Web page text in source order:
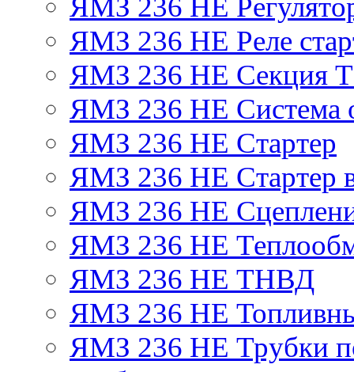
ЯМЗ 236 НЕ
ЯМЗ 236 НЕ Реле
ЯМЗ 236 НЕ Секция
ЯМЗ 236 НЕ Система
ЯМЗ 236 НЕ Стартер
ЯМЗ 236 НЕ Стартер
ЯМЗ 236 НЕ
ЯМЗ 236 НЕ
ЯМЗ 236 НЕ ТНВД
ЯМЗ 236 НЕ
ЯМЗ 236 НЕ Трубки